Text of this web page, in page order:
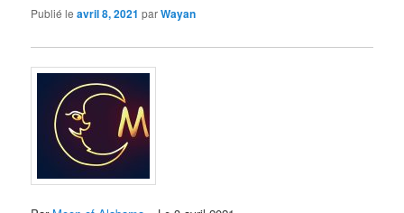
Publié leavril 8, 2021 parWayan